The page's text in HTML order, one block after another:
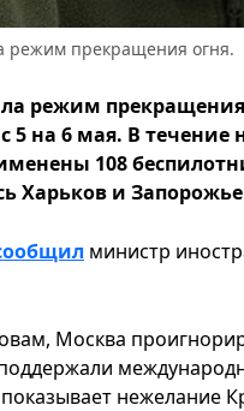
режим прекращения огня.
режим
5 на 6 мая. В
108
Харьков и
министр
Москва
нежелание